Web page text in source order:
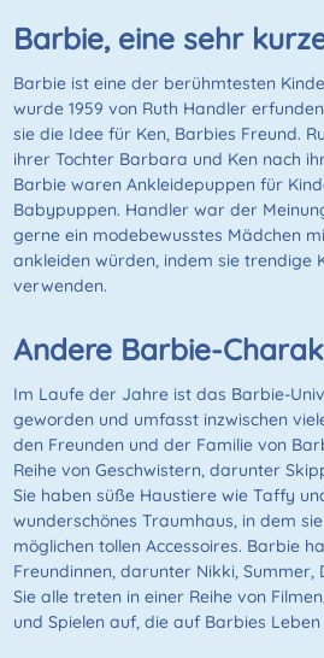
Barbie, eine sehr
Barbie ist eine der berühmtesten
wurde 1959 von Ruth Handler
sie die Idee für Ken, Barbies Freund.
ihrer Tochter Barbara und Ken nach
Barbie waren Ankleidepuppen für
Babypuppen. Handler war der
gerne ein modebewusstes Mädchen
ankleiden würden, indem sie trendige
verwenden.
Andere Barbie-
Im Laufe der Jahre ist das Barbie-
geworden und umfasst inzwischen
den Freunden und der Familie von
Reihe von Geschwistern, darunter
Sie haben süße Haustiere wie Taffy
wunderschönes Traumhaus, in dem
möglichen tollen Accessoires. Barbie
Freundinnen, darunter Nikki, Summer,
Sie alle treten in einer Reihe von
und Spielen auf, die auf Barbies